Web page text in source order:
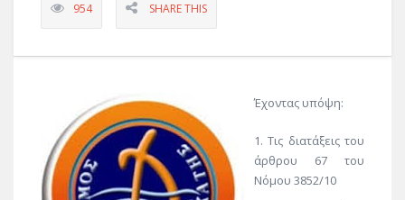
954 SHARE THIS
Έχοντας υπόψη:
Τις διατάξεις του
άρθρου 67 του
Νόμου 3852/10